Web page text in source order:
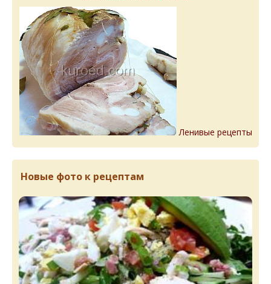
Ленивые рецепты
Новые фото к рецептам